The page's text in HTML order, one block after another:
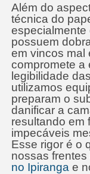
Além do
técnica do
especialmente
possuem
em vincos mal
compromete a
legibilidade
utilizamos
preparam o
danificar a
resultando em
impecáveis
Esse rigor é o
nossas frentes
no Ipiranga e